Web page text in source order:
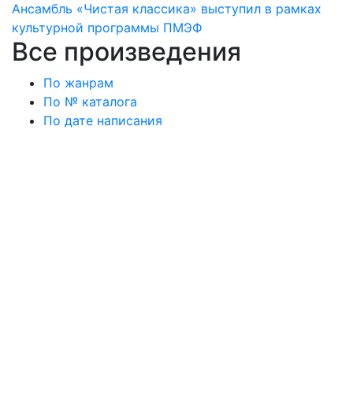
Ансамбль «Чистая классика» выступил в рамках
культурной программы ПМЭФ
Все произведения
По жанрам
По № каталога
По дате написания